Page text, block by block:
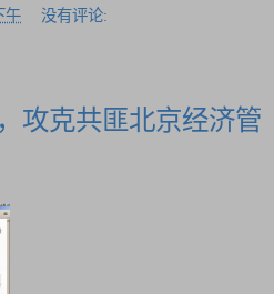
午 没有评论:
攻克共匪北京经济管